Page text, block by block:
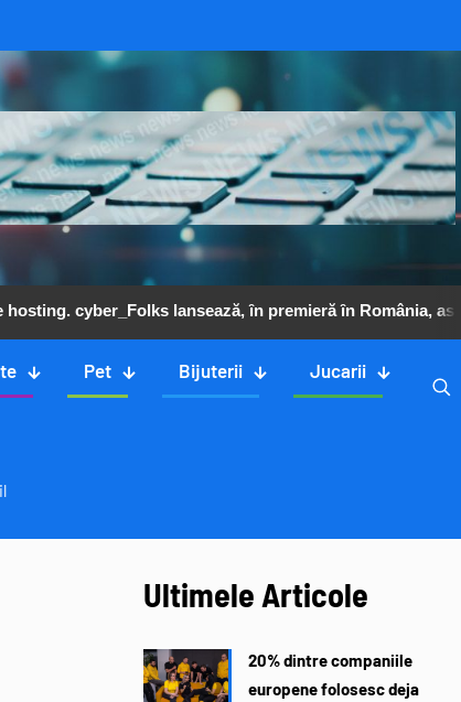
cyber_Folks lansează, ȋn premieră ȋn România,
Pet Bijuterii
Jucarii
Ultimele Articole
20% dintre companiile
europene folosesc deja